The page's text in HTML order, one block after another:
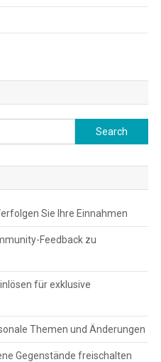
Search
for:
Sie Ihre Einnahmen
Feedback zu
für exklusive
Themen und Änderungen
Gegenstände freischalten